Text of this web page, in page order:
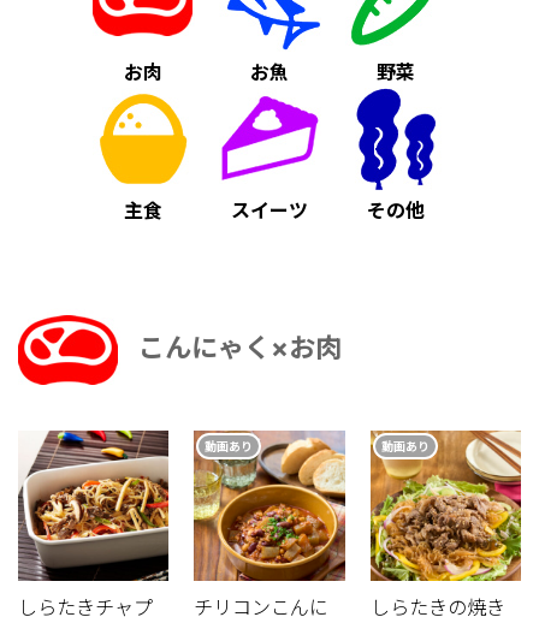
お肉 お魚 野菜
主食 スイーツ その他
こんにゃく×お肉
しらたきチャプ
動画あり
チリコンこんに
動画あり
しらたきの焼き